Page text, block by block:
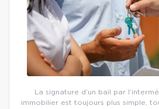
La signature d’un bail par
immobilier est toujours plus simple,